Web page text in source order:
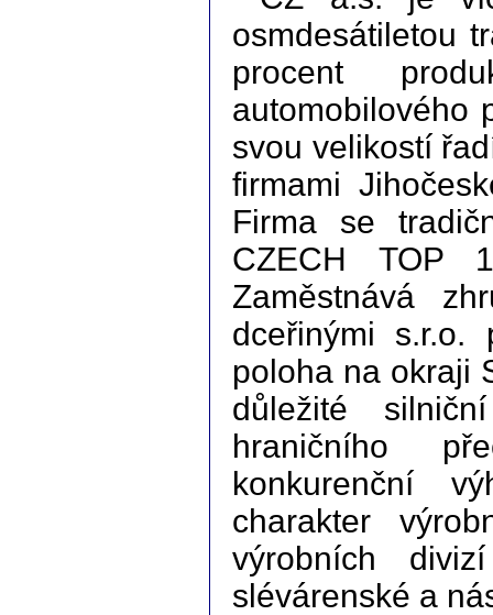
osmdesátiletou
procent
automobilového
svou velikostí
firmami
Firma se
CZECH TOP
Zaměstnává
dceřinými
poloha na okraji
důležité
hraničního
konkurenční
charakter
výrobních
slévárenské a